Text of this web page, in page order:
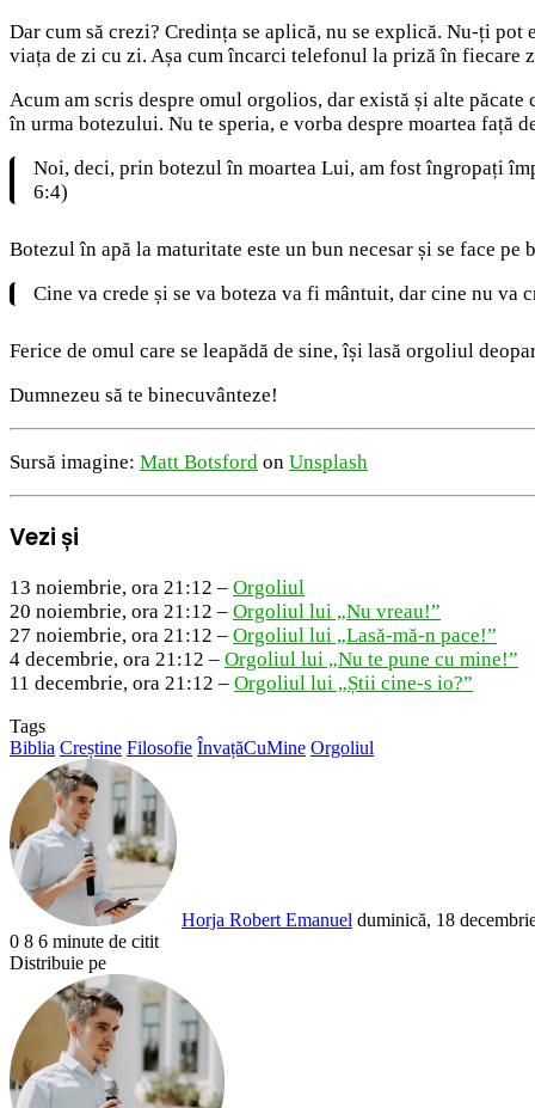
Dar cum să crezi? Credința se aplică, nu se explică. Nu-ți
viața de zi cu zi. Așa cum încarci telefonul la priză în fiecare
Acum am scris despre omul orgolios, dar există și alte păcate
în urma botezului. Nu te speria, e vorba despre moartea față
Noi, deci, prin botezul în moartea Lui, am fost îngropați
6:4)
Botezul în apă la maturitate este un bun necesar și se face pe
Cine va crede și se va boteza va fi mântuit, dar cine nu va
Ferice de omul care se leapădă de sine, își lasă orgoliul
Dumnezeu să te binecuvânteze!
Sursă imagine: Matt Botsford on Unsplash
Vezi și
13 noiembrie, ora 21:12 – Orgoliul
20 noiembrie, ora 21:12 – Orgoliul lui „Nu vreau!”
27 noiembrie, ora 21:12 – Orgoliul lui „Lasă-mă-n pace!”
4 decembrie, ora 21:12 – Orgoliul lui „Nu te pune cu mine!”
11 decembrie, ora 21:12 – Orgoliul lui „Știi cine-s io?”
Tags
Biblia Creștine Filosofie ÎnvațăCuMine Orgoliul
Horja Robert Emanuel duminică, 18
0 8 6 minute de citit
Facebook
X
LinkedIn
Pinterest
Reddit
WhatsApp
Telegram
Share
Email
Distribuie pe
Facebook
LinkedIn
Pinterest
Email